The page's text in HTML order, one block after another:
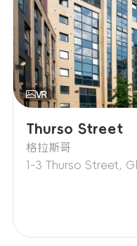
Thurso Street
格拉斯哥
1-3 Thurso Street,